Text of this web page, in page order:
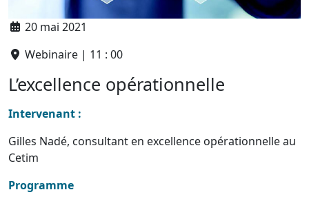
20 mai 2021
Webinaire | 11 : 00
L’excellence opérationnelle
Intervenant :
Gilles Nadé, consultant en excellence opérationnelle au
Cetim
Programme